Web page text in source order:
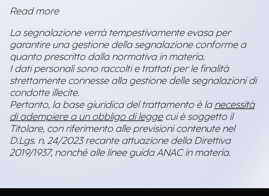
Read more
La segnalazione verrà tempestivamente evasa per
garantire una gestione della segnalazione conforme a
quanto prescritto dalla normativa in materia.
I dati personali sono raccolti e trattati per le finalità
strettamente connesse alla gestione delle segnalazioni di
condotte illecite.
Pertanto, la base giuridica del trattamento è la necessità
di adempiere a un obbligo di leggecui è soggetto il
Titolare, con riferimento alle previsioni contenute nel
D.Lgs. n. 24/2023 recante attuazione della Direttiva
2019/1937, nonché alle linee guida ANAC in materia.